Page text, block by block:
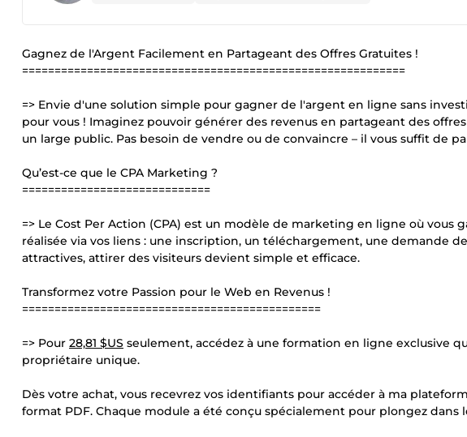
Gagnez de l'Argent Facilement en Partageant des Offres Gratuites !
===========================================================
=> Envie d'une solution simple pour gagner de l'argent en ligne sans
pour vous ! Imaginez pouvoir générer des revenus en partageant des offres
un large public. Pas besoin de vendre ou de convaincre – il vous suffit de
Qu’est-ce que le CPA Marketing ?
=============================
=> Le Cost Per Action (CPA) est un modèle de marketing en ligne où
réalisée via vos liens : une inscription, un téléchargement, une demande
attractives, attirer des visiteurs devient simple et efficace.
Transformez votre Passion pour le Web en Revenus !
==============================================
=> Pour 28,81 $US seulement, accédez à une formation en ligne exclusive
propriétaire unique.
Dès votre achat, vous recevrez vos identifiants pour accéder à ma
format PDF. Chaque module a été conçu spécialement pour plongez dans